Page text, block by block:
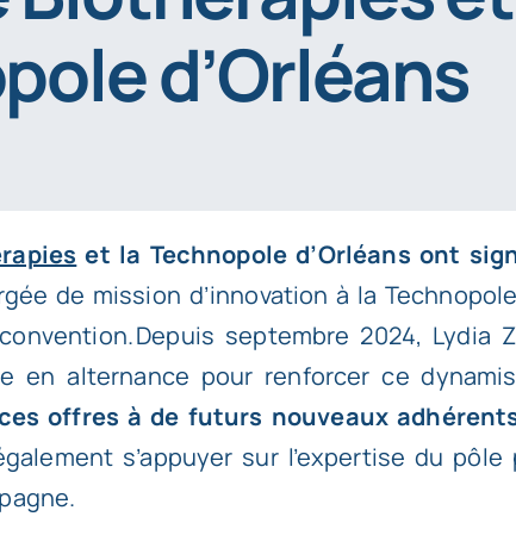
d’Orléans
et la Technopole d’Orléans ont
de mission d’innovation à la
Depuis septembre 2024, Lydia
en alternance pour renforcer ce
offres à de futurs nouveaux
s’appuyer sur l’expertise du